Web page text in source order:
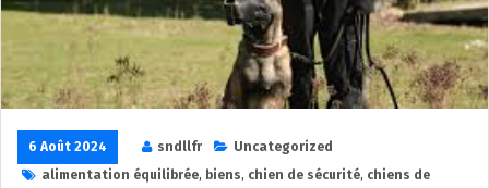
6 Août 2024 sndllfr
Uncategorized
alimentation équilibrée, biens, chien de sécurité, chiens de